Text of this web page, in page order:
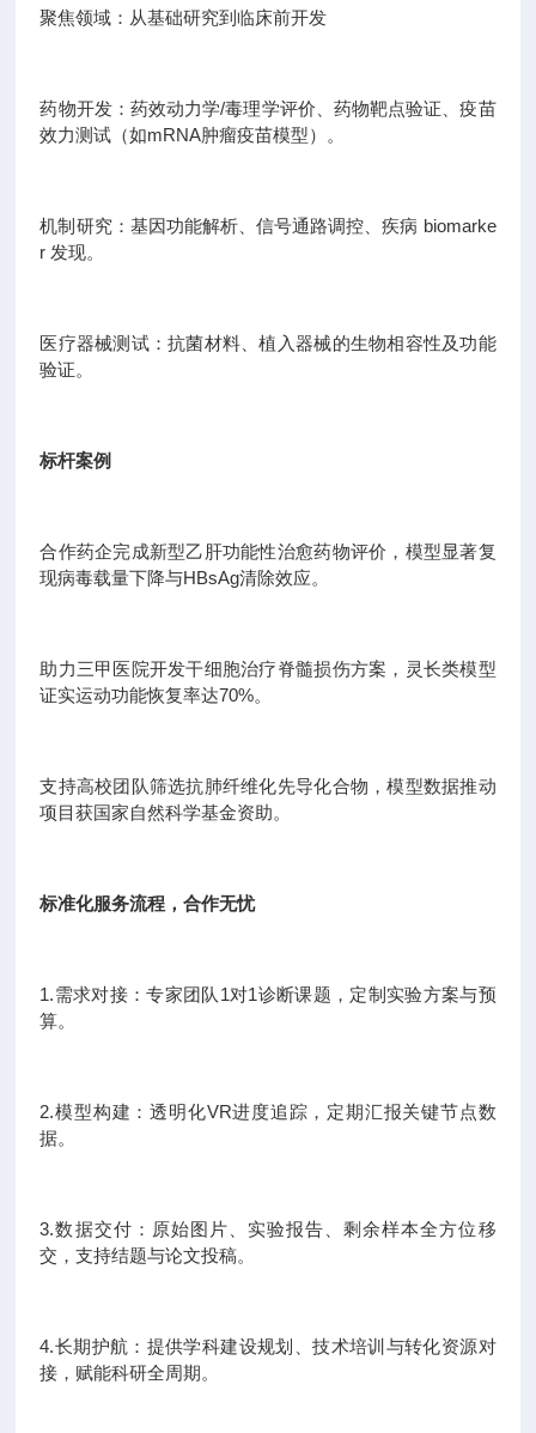
聚焦领域：从基础研究到临床前开发
药物开发：药效动力学/毒理学评价、药物靶点验证、疫苗
效力测试（如mRNA肿瘤疫苗模型）。
机制研究：基因功能解析、信号通路调控、疾病 biomarke
r 发现。
医疗器械测试：抗菌材料、植入器械的生物相容性及功能
验证。
标杆案例
合作药企完成新型乙肝功能性治愈药物评价，模型显著复
现病毒载量下降与HBsAg清除效应。
助力三甲医院开发干细胞治疗脊髓损伤方案，灵长类模型
证实运动功能恢复率达70%。
支持高校团队筛选抗肺纤维化先导化合物，模型数据推动
项目获国家自然科学基金资助。
标准化服务流程，合作无忧
1.需求对接：专家团队1对1诊断课题，定制实验方案与预
算。
2.模型构建：透明化VR进度追踪，定期汇报关键节点数
据。
3.数据交付：原始图片、实验报告、剩余样本全方位移
交，支持结题与论文投稿。
4.长期护航：提供学科建设规划、技术培训与转化资源对
接，赋能科研全周期。